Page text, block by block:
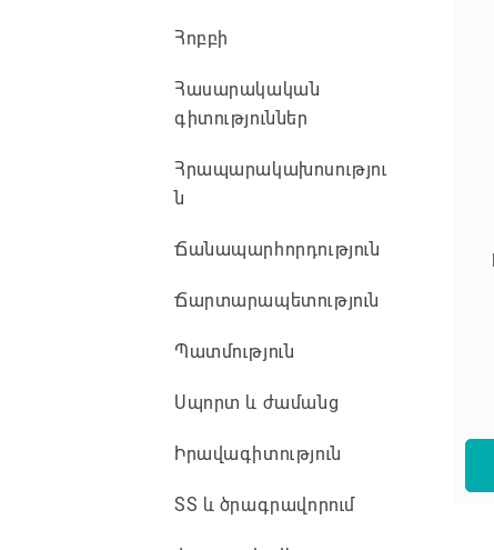
Հոբբի
Հասարակական
գիտություններ
Հրապարակախոսությու
ն
Ճանապարհորդություն
Ճարտարապետություն
Պատմություն
Սպորտ և ժամանց
Իրավագիտություն
ՏՏ և ծրագրավորում